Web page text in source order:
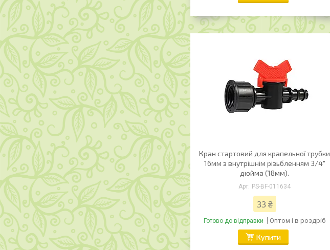
Кран стартовий для крапельної трубки
16мм з внутрішнім різьбленням 3/4"
дюйма (18мм).
PS-BF-011634
33 ₴
Готово до відправки Оптом і в роздріб
Купити